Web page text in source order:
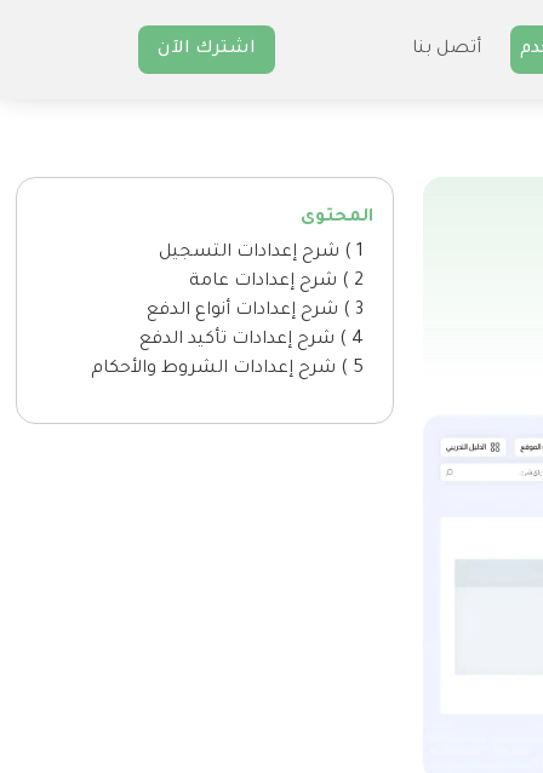
اشترك الآن أتصل بنا
المحتوى
1 ) شرح إعدادات التسجيل
2 ) شرح إعدادات عامة
3 ) شرح إعدادات أنواع الدفع
4 ) شرح إعدادات تأكيد الدفع
5 ) شرح إعدادات الشروط والأحكام